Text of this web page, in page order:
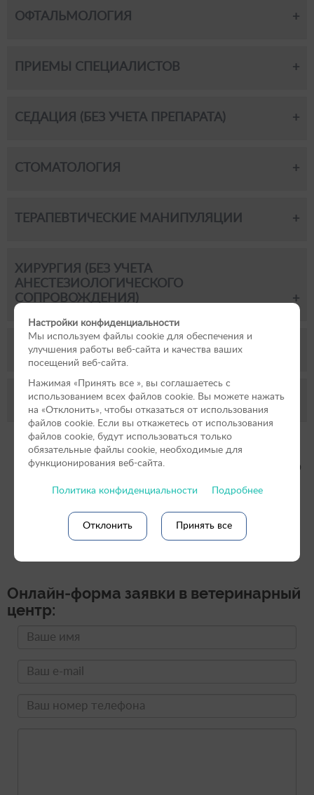
ОФТАЛЬМОЛОГИЯ
ПРИЕМЫ СПЕЦИАЛИСТОВ
СЕДАЦИЯ (БЕЗ УЧЕТА ПРЕПАРАТА)
СТОМАТОЛОГИЯ
ТЕРАПЕВТИЧЕСКИЕ МАНИПУЛЯЦИИ
ХИРУРГИЯ (БЕЗ УЧЕТА
АНЕСТЕЗИОЛОГИЧЕСКОГО
СОПРОВОЖДЕНИЯ)
ЭКЗОТОЛОГИЯ
ЭНДОСКОПИЯ
Ветеринарный центр доктора Базылевского
А.А. Филиал «Смоленск»
Мы лечим по-настоящему!
Онлайн-форма заявки в ветеринарный
центр:
Настройки конфиденциальности
Мы используем файлы cookie для обеспечения и
улучшения работы веб-сайта и качества ваших
посещений веб-сайта.
Нажимая «Принять вce », вы соглашаетесь с
использованием всех файлов cookie. Вы можете нажать
на «Отклонить», чтобы отказаться от использования
файлов сookie. Если вы откажетесь от использования
файлов cookie, будут использоваться только
обязательные файлы cookie, необходимые для
функционирования веб-сайта.
Политика конфиденциальности Подробнее
Отклонить Принять все